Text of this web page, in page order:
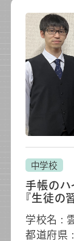
中学校
手帳のハ
『生徒の
学校名 :
都道府県